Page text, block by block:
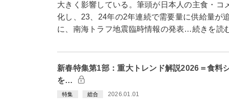
大きく影響している。筆頭が日本人の主食・コ
化し、23、24年の2年連続で需要量に供給量が
に、南海トラフ地震臨時情報の発表…続きを読
新春特集第1部：重大トレンド解説2026＝食料
を…
特集 総合 2026.01.01